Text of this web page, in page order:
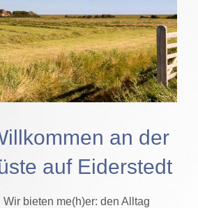
an der
auf Eiderstedt
bieten me(h)er: den Alltag